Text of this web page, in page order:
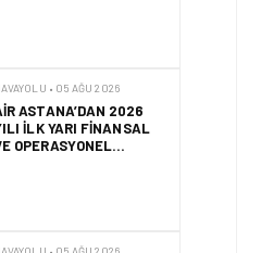
AJET’IN SABIHA
PAZAR PAYI
FINANSAL
NASIL